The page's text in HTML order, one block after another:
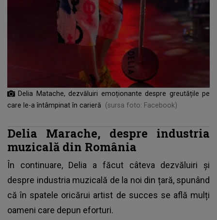
Delia Matache, dezvăluiri emoționante despre greutățile pe
care le-a întâmpinat în carieră
(sursa foto: Facebook)
Delia Marache, despre industria
muzicală din România
În continuare, Delia a făcut câteva dezvăluiri și
despre industria muzicală de la noi din țară, spunând
că în spatele oricărui artist de succes se află mulți
oameni care depun eforturi.